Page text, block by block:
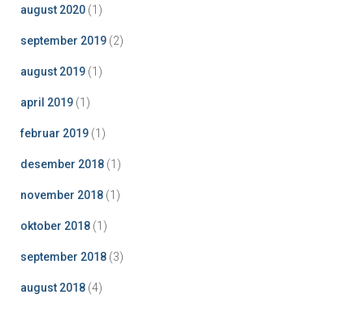
august 2020 (1)
september 2019 (2)
august 2019 (1)
april 2019 (1)
februar 2019 (1)
desember 2018 (1)
november 2018 (1)
oktober 2018 (1)
september 2018 (3)
august 2018 (4)